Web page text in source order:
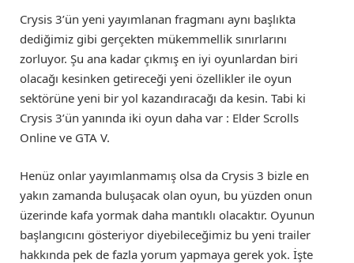
Crysis 3’ün yeni yayımlanan fragmanı aynı başlıkta
dediğimiz gibi gerçekten mükemmellik sınırlarını
zorluyor. Şu ana kadar çıkmış en iyi oyunlardan biri
olacağı kesinken getireceği yeni özellikler ile oyun
sektörüne yeni bir yol kazandıracağı da kesin. Tabi ki
Crysis 3’ün yanında iki oyun daha var : Elder Scrolls
Online ve GTA V.
Henüz onlar yayımlanmamış olsa da Crysis 3 bizle en
yakın zamanda buluşacak olan oyun, bu yüzden onun
üzerinde kafa yormak daha mantıklı olacaktır. Oyunun
başlangıcını gösteriyor diyebileceğimiz bu yeni trailer
hakkında pek de fazla yorum yapmaya gerek yok. İşte